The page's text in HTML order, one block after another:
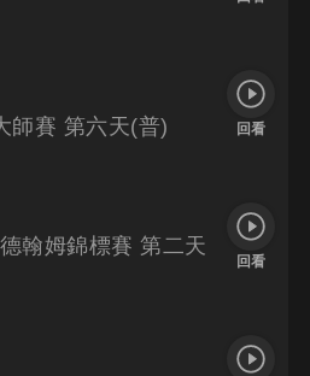
師賽 第六天(普)
回看
翰姆錦標賽 第二天
回看